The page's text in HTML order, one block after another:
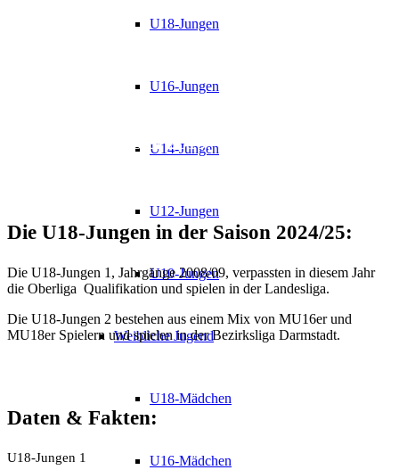
U18-Jungen
U16-Jungen
U14-Jungen
U12-Jungen
U10-Jungen
Weibliche Jugend
U18-Mädchen
U16-Mädchen
Hessischer Meister 2019,
Die U18-Jungen in der Saison 2024/25:
Die U18-Jungen 1, Jahrgänge 2008/09, verpassten in diesem Jahr
die Oberliga Qualifikation und spielen in der Landesliga.
Die U18-Jungen 2 bestehen aus einem Mix von MU16er und
MU18er Spielern und spielen in der Bezirksliga Darmstadt.
Daten & Fakten:
U18-Jungen 1